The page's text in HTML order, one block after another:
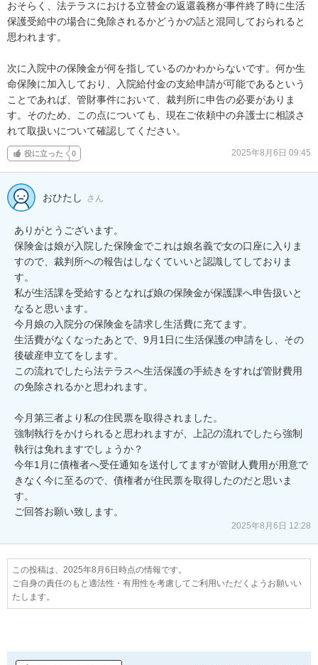
おそらく、法テラスにおける立替金の返還義務が事件終了時に生活
保護受給中の場合に免除されるかどうかの話と混同しておられると
思われます。
次に入院中の保険金が何を指しているのかわからないです。何か生
命保険に加入しており、入院給付金の支給申請が可能であるという
ことであれば、管財事件において、裁判所に申告の必要がありま
す。そのため、この点についても、現在ご依頼中の弁護士に相談さ
れて取扱いについて確認してください。
役に立った 0 2025年8月6日 09:45
おひたし さん
ありがとうございます。
保険金は娘が入院した保険金でこれは娘名義で女の口座に入りま
すので、裁判所への報告はしなくていいと認識してしておりま
す。
私が生活課を受給するとなれば娘の保険金が保護課へ申告扱いと
なると思います。
今月娘の入院分の保険金を請求し生活費に充てます。
生活費がなくなったあとで、9月1日に生活保護の申請をし、その
後破産申立てをします。
この流れでしたら法テラスへ生活保護の手続きをすれば管財費用
の免除されるかと思われます。
今月第三者より私の住民票を取得されました。
強制執行をかけられると思われますが、上記の流れでしたら強制
執行は免れますでしょうか？
今年1月に債権者へ受任通知を送付してますが管財人費用が用意で
きなく今に至るので、債権者が住民票を取得したのだと思いま
す。
ご回答お願い致します。
2025年8月6日 12:28
この投稿は、2025年8月6日時点の情報です。
ご自身の責任のもと適法性・有用性を考慮してご利用いただくようお願いい
たします。